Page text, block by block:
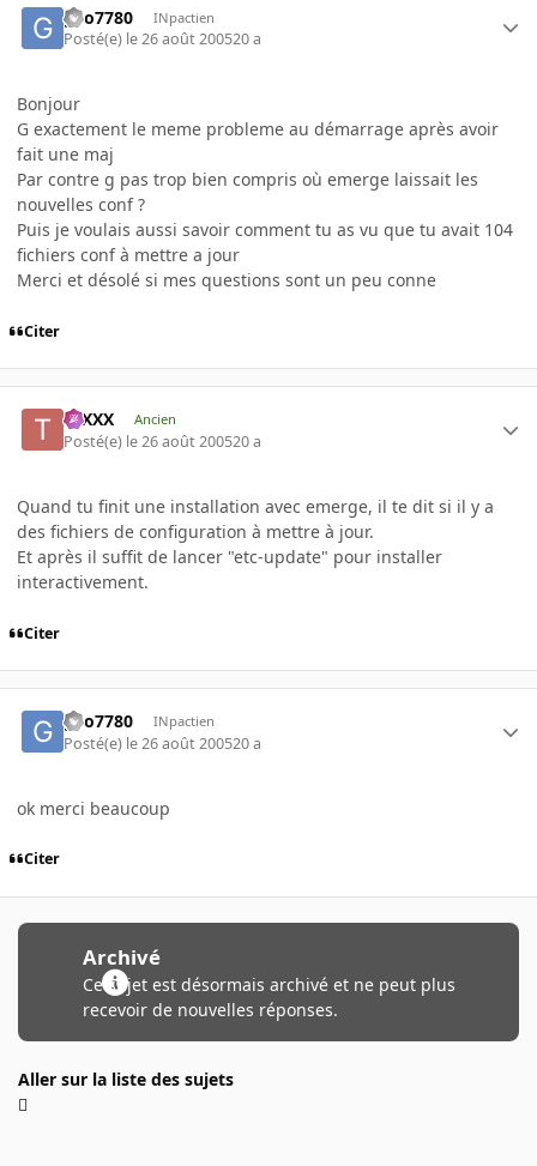
geo7780 INpactien
Posté(e) le 26 août 200520 a
Bonjour
G exactement le meme probleme au démarrage après avoir
fait une maj
Par contre g pas trop bien compris où emerge laissait les
nouvelles conf ?
Puis je voulais aussi savoir comment tu as vu que tu avait 104
fichiers conf à mettre a jour
Merci et désolé si mes questions sont un peu conne
Citer
tuXXX Ancien
Posté(e) le 26 août 200520 a
Quand tu finit une installation avec emerge, il te dit si il y a
des fichiers de configuration à mettre à jour.
Et après il suffit de lancer "etc-update" pour installer
interactivement.
Citer
geo7780 INpactien
Posté(e) le 26 août 200520 a
ok merci beaucoup
Citer
Archivé
Ce sujet est désormais archivé et ne peut plus
recevoir de nouvelles réponses.
Aller sur la liste des sujets